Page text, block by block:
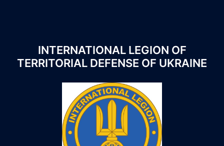
INTERNATIONAL LEGION OF
TERRITORIAL DEFENSE OF UKRAINE